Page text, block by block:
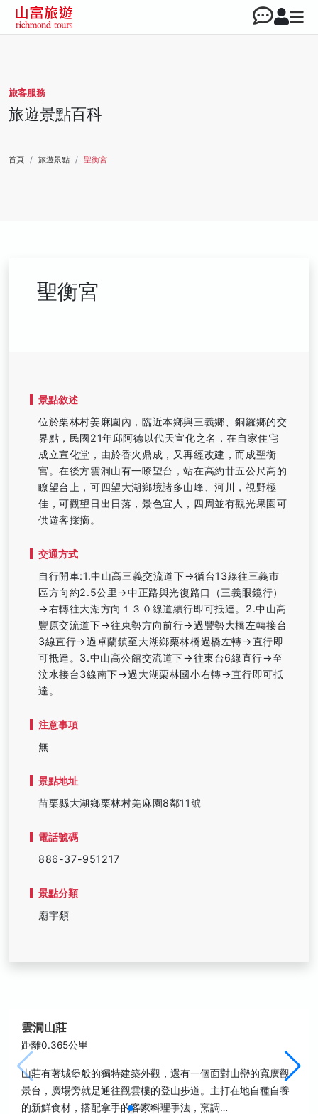
旅客服務
旅遊景點百科
首頁 旅遊景點 聖衡宮
聖衡宮
景點敘述
位於栗林村姜麻園內，臨近本鄉與三義鄉、銅鑼鄉的交
界點，民國21年邱阿德以代天宣化之名，在自家住宅
成立宣化堂，由於香火鼎成，又再經改建，而成聖衡
宮。在後方雲洞山有一瞭望台，站在高約廿五公尺高的
瞭望台上，可四望大湖鄉境諸多山峰、河川，視野極
佳，可觀望日出日落，景色宜人，四周並有觀光果園可
供遊客採摘。
交通方式
自行開車:1.中山高三義交流道下→循台13線往三義市
區方向約2.5公里→中正路與光復路口（三義眼鏡行）
→右轉往大湖方向１３０線道續行即可抵達。2.中山高
豐原交流道下→往東勢方向前行→過豐勢大橋左轉接台
3線直行→過卓蘭鎮至大湖鄉栗林橋過橋左轉→直行即
可抵達。3.中山高公館交流道下→往東台6線直行→至
汶水接台3線南下→過大湖栗林國小右轉→直行即可抵
達。
注意事項
無
景點地址
苗栗縣大湖鄉栗林村羌麻園8鄰11號
電話號碼
886-37-951217
景點分類
廟宇類
雲洞山莊
距離0.365公里
山莊有著城堡般的獨特建築外觀，還有一個面對山巒的寬廣觀
景台，廣場旁就是通往觀雲樓的登山步道。主打在地自種自養
的新鮮食材，搭配拿手的客家料理手法，烹調…